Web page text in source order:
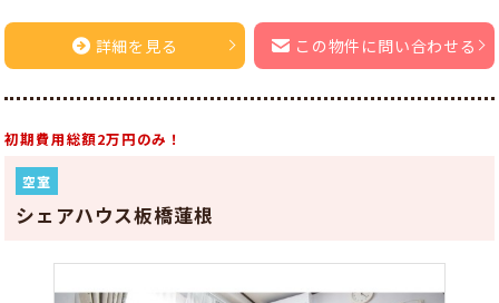
詳細を見る この物件に問い合わせる
初期費用総額2万円のみ！
空室
シェアハウス板橋蓮根